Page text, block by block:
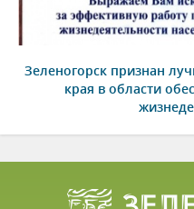
Зеленогорск признан
края в области